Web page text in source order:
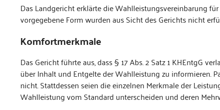
Das Landgericht erklärte die Wahlleistungsvereinbarung
vorgegebene Form wurden aus Sicht des Gerichts nicht
Komfortmerkmale
Das Gericht führte aus, dass § 17 Abs. 2 Satz 1 KHEntgG
über Inhalt und Entgelte der Wahlleistung zu informieren.
nicht. Stattdessen seien die einzelnen Merkmale der
Wahlleistung vom Standard unterscheiden und deren